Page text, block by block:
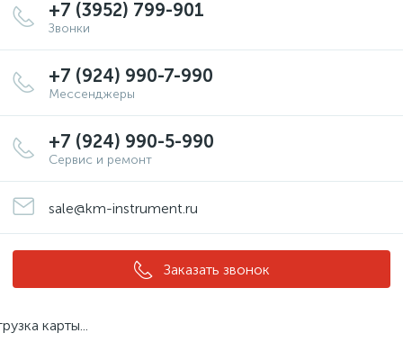
+7 (3952) 799-901
Звонки
+7 (924) 990-7-990
Мессенджеры
+7 (924) 990-5-990
Сервис и ремонт
sale@km-instrument.ru
Заказать звонок
карты...